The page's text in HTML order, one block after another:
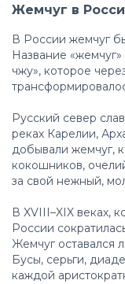
Жемчуг в
В России жемчуг
Название
чжу», которое
Русский север
реках Карелии,
добывали жемчуг,
кокошников,
за свой нежный,
В XVIII–XIX веках,
России
Жемчуг оставался
Бусы, серьги,
каждой